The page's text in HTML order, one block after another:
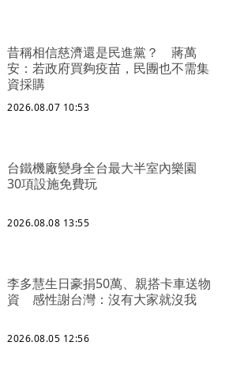
昔稱相信慈濟還是民進黨？ 蔣萬
安：若政府買夠疫苗，民團也不需集
資採購
2026.08.07 10:53
台鐵機廠變身全台最大半室內樂園
30項設施免費玩
2026.08.08 13:55
李多慧生日豪捐50萬、親搭卡車送物
資 感性謝台灣：沒有大家就沒我
2026.08.05 12:56